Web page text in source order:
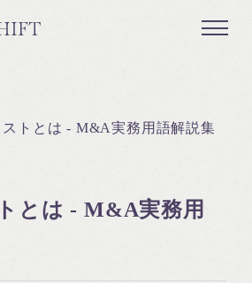
ストとは - M&A実務用語解説集
とは - M&A実務用